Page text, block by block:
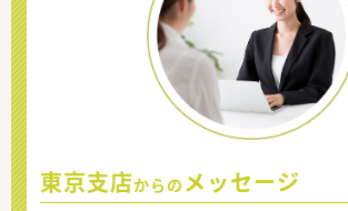
東京支店からの メッセージ